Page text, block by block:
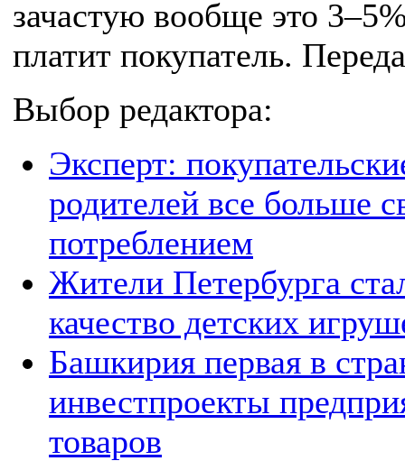
зачастую вообще это
платит покупатель.
Выбор редактора:
Эксперт:
родителей все больше
потреблением
Жители Петербурга
качество детских
Башкирия первая в
инвестпроекты
товаров